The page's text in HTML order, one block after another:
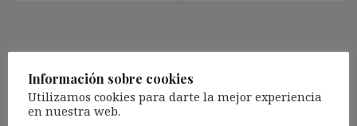
Deja una respuesta
Tu dirección de correo electrónico no será publicada.
campos obligatorios están marcados con*
Información sobre cookies
Utilizamos cookies para darte la mejor experiencia
en nuestra web.